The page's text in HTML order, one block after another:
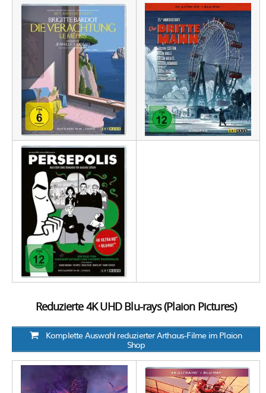
Reduzierte 4K UHD Blu-rays (Plaion Pictures)
Komplette Auswahl reduzierter Arthaus-Filme im Plaion
Shop